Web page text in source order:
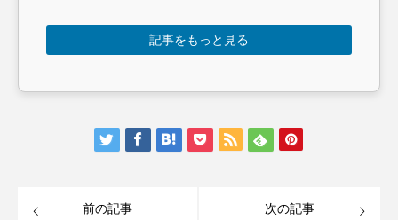
記事をもっと見る
前の記事 次の記事